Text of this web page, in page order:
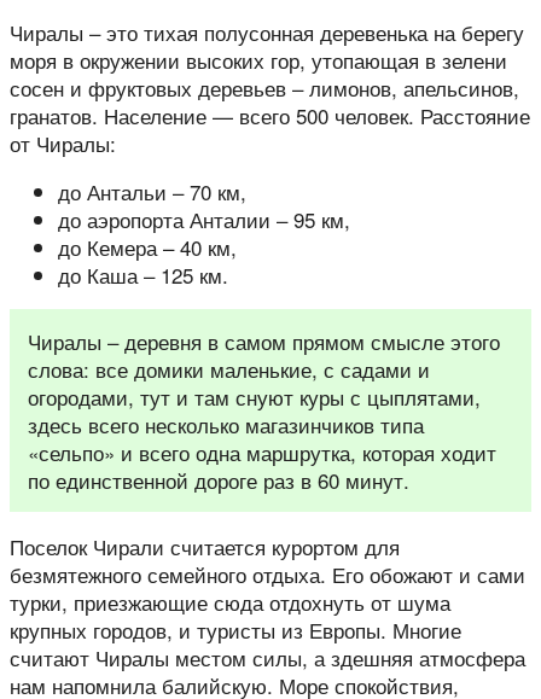
Чиралы – это тихая полусонная деревенька на берегу
моря в окружении высоких гор, утопающая в зелени
сосен и фруктовых деревьев – лимонов, апельсинов,
гранатов. Население — всего 500 человек. Расстояние
от Чиралы:
до Антальи – 70 км,
до аэропорта Анталии – 95 км,
до Кемера – 40 км,
до Каша – 125 км.
Чиралы – деревня в самом прямом смысле этого
слова: все домики маленькие, с садами и
огородами, тут и там снуют куры с цыплятами,
здесь всего несколько магазинчиков типа
«сельпо» и всего одна маршрутка, которая ходит
по единственной дороге раз в 60 минут.
Поселок Чирали считается курортом для
безмятежного семейного отдыха. Его обожают и сами
турки, приезжающие сюда отдохнуть от шума
крупных городов, и туристы из Европы. Многие
считают Чиралы местом силы, а здешняя атмосфера
нам напомнила балийскую. Море спокойствия,